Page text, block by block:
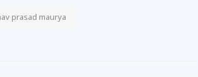
prasad maurya